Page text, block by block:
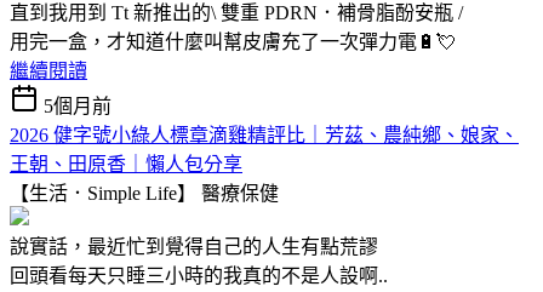
直到我用到 Tt 新推出的\ 雙重 PDRN．補骨脂酚安瓶 /
用完一盒，才知道什麼叫幫皮膚充了一次彈力電🔋💘
繼續閱讀
5個月前
2026 健字號小綠人標章滴雞精評比｜芳茲、農純鄉、娘家、
王朝、田原香｜懶人包分享
【生活．Simple Life】 醫療保健
說實話，最近忙到覺得自己的人生有點荒謬
回頭看每天只睡三小時的我真的不是人設啊..